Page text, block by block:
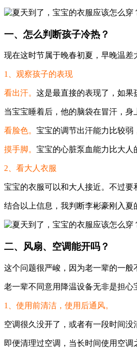
一、怎么判断孩子冷热？
现在这时节属于晚春初夏，早晚温差
1、观察孩子的表现
看出汗。 这是最直接的表现了，如果
当宝宝睡着后，他的脑袋在冒汗，
看脸色。 宝宝的调节出汗能力比较弱
摸手脚。 宝宝的心脏泵血能力比大人
2、看大人衣服
宝宝的衣服可以和大人接近。不过要
结合以上信息，我判断李彬豪刚入
二、风扇、空调能开吗？
这个问题很严峻，因为老一辈的一般
老一辈不同意用降温设备无非是担心
1、使用前清洁，使用后通风。
空调很久没开了，或者有一段时间
即便清理过空调，当长时间使用空